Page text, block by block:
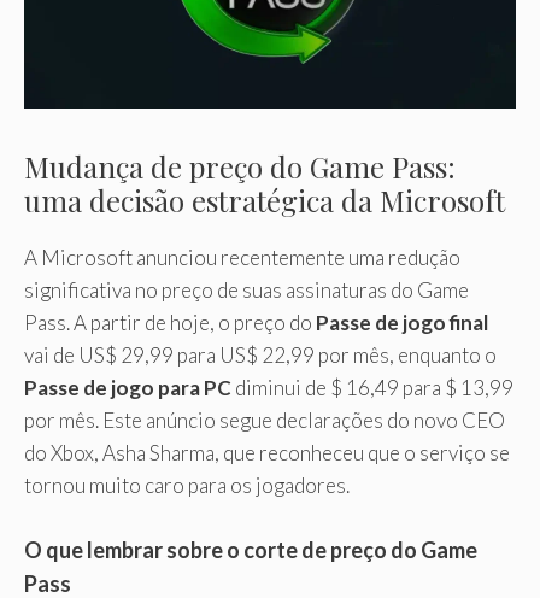
Mudança de preço do Game Pass:
uma decisão estratégica da Microsoft
A Microsoft anunciou recentemente uma redução
significativa no preço de suas assinaturas do Game
Pass. A partir de hoje, o preço do Passe de jogo final
vai de US$ 29,99 para US$ 22,99 por mês, enquanto o
Passe de jogo para PC diminui de $ 16,49 para $ 13,99
por mês. Este anúncio segue declarações do novo CEO
do Xbox, Asha Sharma, que reconheceu que o serviço se
tornou muito caro para os jogadores.
O que lembrar sobre o corte de preço do Game
Pass